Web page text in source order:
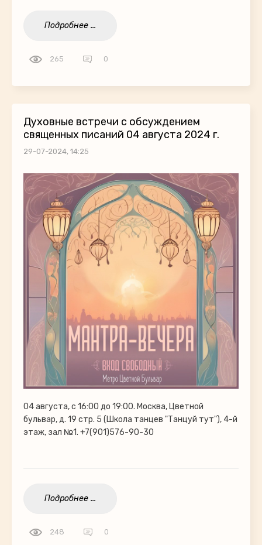
Подробнее ...
265 0
Духовные встречи с обсуждением
священных писаний 04 августа 2024 г.
29-07-2024, 14:25
04 августа, с 16:00 до 19:00. Москва, Цветной
бульвар, д. 19 стр. 5 (Школа танцев "Танцуй тут"), 4-й
этаж, зал №1. +7(901)576-90-30
Подробнее ...
248 0